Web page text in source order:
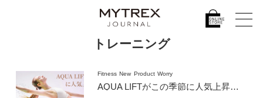
トレーニング
Fitness New Product Worry
AQUA LIFTがこの季節に人気上昇中の理由